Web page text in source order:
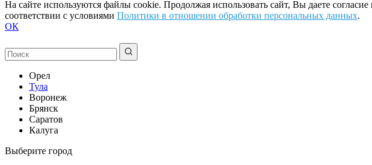
На сайте используются файлы cookie. Продолжая использовать сайт, Вы даете
соответствии с условиями Политики в отношении обработки персональных данных.
ОК
Орел
Тула
Воронеж
Брянск
Саратов
Калуга
Выберите город